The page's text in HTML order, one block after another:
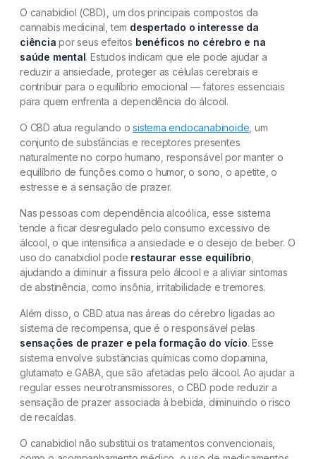
O canabidiol (CBD), um dos principais compostos da
cannabis medicinal, tem despertado o interesse da
ciência por seus efeitos benéficos no cérebro e na
saúde mental. Estudos indicam que ele pode ajudar a
reduzir a ansiedade, proteger as células cerebrais e
contribuir para o equilíbrio emocional — fatores essenciais
para quem enfrenta a dependência do álcool.
O CBD atua regulando osistema endocanabinoide , um
conjunto de substâncias e receptores presentes
naturalmente no corpo humano, responsável por manter o
equilíbrio de funções como o humor, o sono, o apetite, o
estresse e a sensação de prazer.
Nas pessoas com dependência alcoólica, esse sistema
tende a ficar desregulado pelo consumo excessivo de
álcool, o que intensifica a ansiedade e o desejo de beber. O
uso do canabidiol pode restaurar esse equilíbrio
ajudando a diminuir a fissura pelo álcool e a aliviar sintomas
de abstinência, como insônia, irritabilidade e tremores.
Além disso, o CBD atua nas áreas do cérebro ligadas ao
sistema de recompensa, que é o responsável pelas
sensações de prazer e pela formação do vício. Esse
sistema envolve substâncias químicas como dopamina,
glutamato e GABA, que são afetadas pelo álcool. Ao ajudar a
regular esses neurotransmissores, o CBD pode reduzir a
sensação de prazer associada à bebida, diminuindo o risco
de recaídas.
O canabidiol não substitui os tratamentos convencionais,